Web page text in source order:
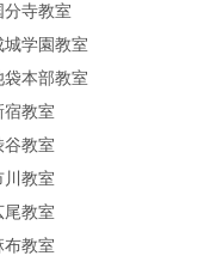
分寺教室
城学園教室
袋本部教室
宿教室
谷教室
川教室
尾教室
布教室